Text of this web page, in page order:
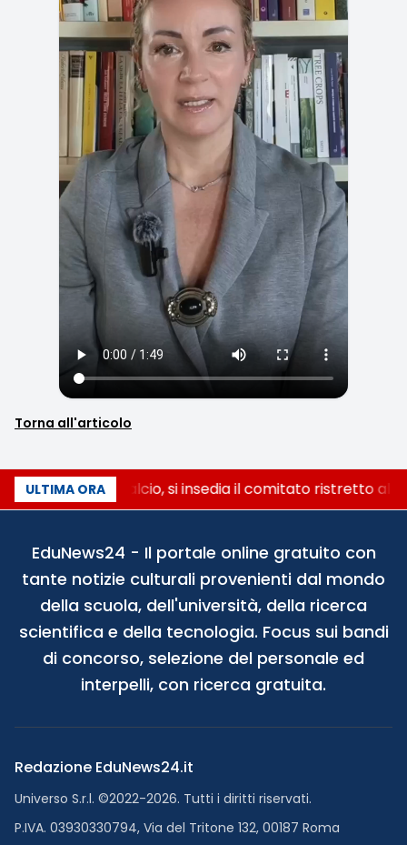
Torna all'articolo
ULTIMA ORA
Riforma del calcio, si insedia il comitato ristretto al
EduNews24 - Il portale online gratuito con
tante notizie culturali provenienti dal mondo
della scuola, dell'università, della ricerca
scientifica e della tecnologia. Focus sui bandi
di concorso, selezione del personale ed
interpelli, con ricerca gratuita.
Redazione EduNews24.it
Universo S.r.l. ©2022-2026. Tutti i diritti riservati.
P.IVA. 03930330794, Via del Tritone 132, 00187 Roma